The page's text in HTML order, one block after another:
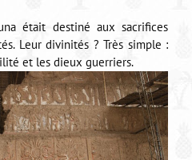
était destiné aux sacrifices
Leur divinités ? Très simple :
et les dieux guerriers.